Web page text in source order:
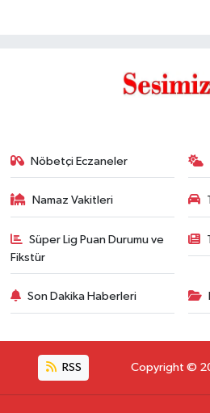
Nöbetçi Eczaneler
Namaz Vakitleri
Süper Lig Puan Durumu ve
Fikstür
Son Dakika Haberleri
RSS Copyright ©